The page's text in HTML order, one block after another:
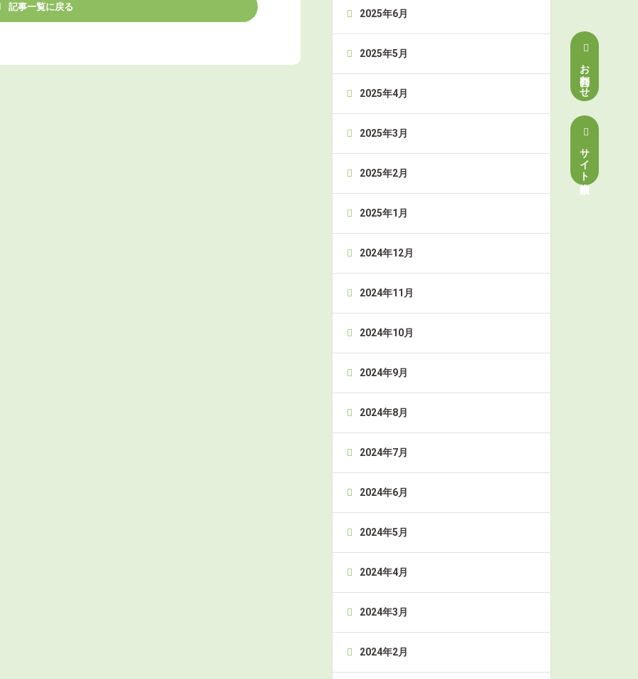
お問合わせ
サイト内検索
記事一覧に戻る
2025年6月
2025年5月
2025年4月
2025年3月
2025年2月
2025年1月
2024年12月
2024年11月
2024年10月
2024年9月
2024年8月
2024年7月
2024年6月
2024年5月
2024年4月
2024年3月
2024年2月